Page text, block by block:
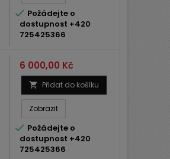
 Požádejte o
dostupnost +420
725425366
Cena
6 000,00 Kč
 Přidat do košíku
Zobrazit
 Požádejte o
dostupnost +420
725425366